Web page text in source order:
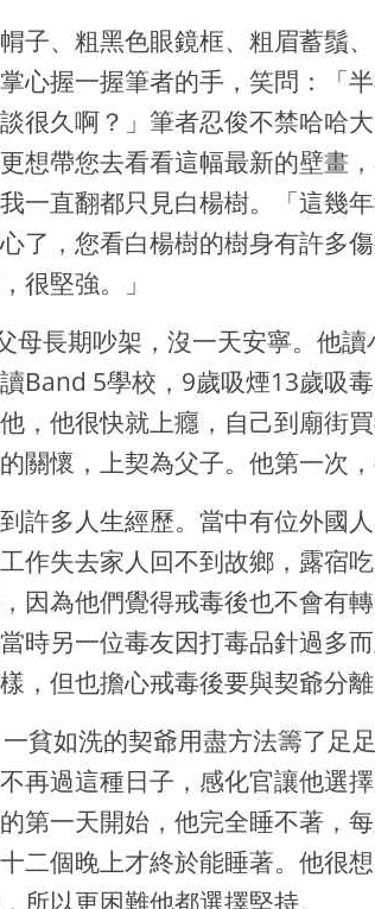
子、粗黑色眼鏡框、粗眉蓄鬚
心握一握筆者的手，笑問：「
很久啊？」筆者忍俊不禁哈哈
想帶您去看看這幅最新的壁畫
一直翻都只見白楊樹。「這幾
了，您看白楊樹的樹身有許多
很堅強。」
母長期吵架，沒一天安寧。他讀
Band 5學校，9歲吸煙13歲吸
，他很快就上癮，自己到廟街
關懷，上契為父子。他第一次，
許多人生經歷。當中有位外國
作失去家人回不到故鄉，露宿
因為他們覺得戒毒後也不會有
時另一位毒友因打毒品針過多
，但也擔心戒毒後要與契爺分離
貧如洗的契爺用盡方法籌了足
再過這種日子，感化官讓他選
第一天開始，他完全睡不著，
二個晚上才終於能睡著。他很
所以更困難他都選擇堅持。